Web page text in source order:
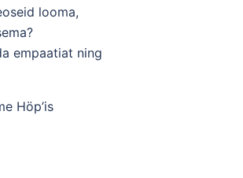
looma,
empaatiat ning
Höp’is